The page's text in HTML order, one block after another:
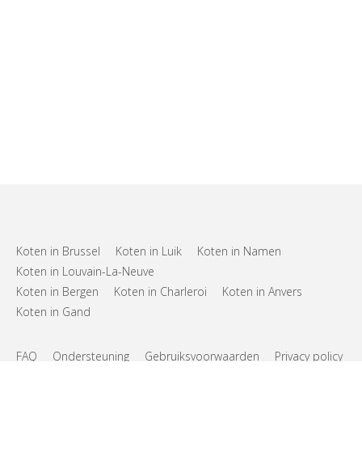
Koten in Brussel Koten in Luik
Koten in Namen
Koten in Louvain-La-Neuve
Koten in Bergen
Koten in Charleroi
Koten in Anvers
Koten in Gand
FAQ Ondersteuning Gebruiksvoorwaarden Privacy policy